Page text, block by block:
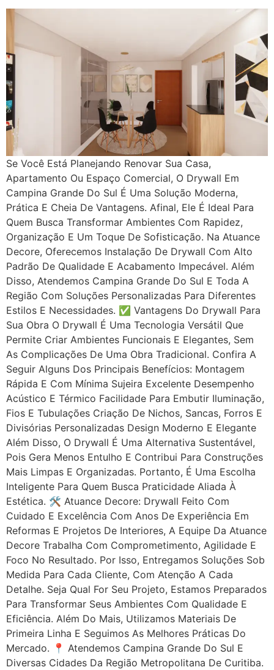
Se Você Está Planejando Renovar Sua Casa,
Apartamento Ou Espaço Comercial, O Drywall Em
Campina Grande Do Sul É Uma Solução Moderna,
Prática E Cheia De Vantagens. Afinal, Ele É Ideal Para
Quem Busca Transformar Ambientes Com Rapidez,
Organização E Um Toque De Sofisticação. Na Atuance
Decore, Oferecemos Instalação De Drywall Com Alto
Padrão De Qualidade E Acabamento Impecável. Além
Disso, Atendemos Campina Grande Do Sul E Toda A
Região Com Soluções Personalizadas Para Diferentes
Estilos E Necessidades. ✅ Vantagens Do Drywall Para
Sua Obra O Drywall É Uma Tecnologia Versátil Que
Permite Criar Ambientes Funcionais E Elegantes, Sem
As Complicações De Uma Obra Tradicional. Confira A
Seguir Alguns Dos Principais Benefícios: Montagem
Rápida E Com Mínima Sujeira Excelente Desempenho
Acústico E Térmico Facilidade Para Embutir Iluminação,
Fios E Tubulações Criação De Nichos, Sancas, Forros E
Divisórias Personalizadas Design Moderno E Elegante
Além Disso, O Drywall É Uma Alternativa Sustentável,
Pois Gera Menos Entulho E Contribui Para Construções
Mais Limpas E Organizadas. Portanto, É Uma Escolha
Inteligente Para Quem Busca Praticidade Aliada À
Estética. 🛠 Atuance Decore: Drywall Feito Com
Cuidado E Excelência Com Anos De Experiência Em
Reformas E Projetos De Interiores, A Equipe Da Atuance
Decore Trabalha Com Comprometimento, Agilidade E
Foco No Resultado. Por Isso, Entregamos Soluções Sob
Medida Para Cada Cliente, Com Atenção A Cada
Detalhe. Seja Qual For Seu Projeto, Estamos Preparados
Para Transformar Seus Ambientes Com Qualidade E
Eficiência. Além Do Mais, Utilizamos Materiais De
Primeira Linha E Seguimos As Melhores Práticas Do
Mercado. 📍 Atendemos Campina Grande Do Sul E
Diversas Cidades Da Região Metropolitana De Curitiba.